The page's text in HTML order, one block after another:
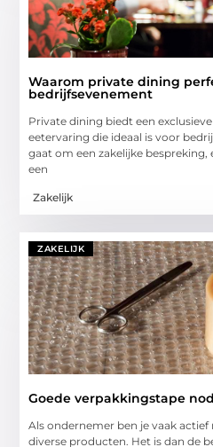
Waarom private dining
bedrijfsevenement
Private dining biedt een
eetervaring die ideaal is voor
gaat om een zakelijke
een
Zakelijk
ZAKELIJK
Goede verpakkingstape
Als ondernemer ben je vaak
diverse producten. Het is dan de